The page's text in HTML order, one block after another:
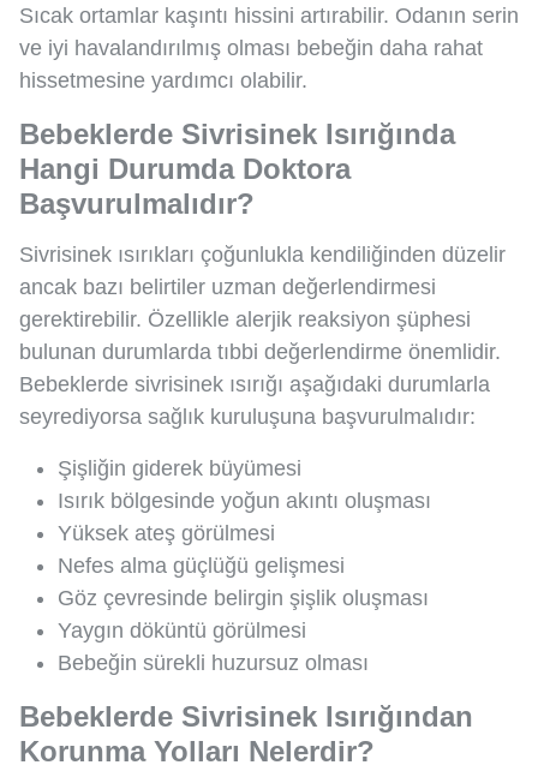
Sıcak ortamlar kaşıntı hissini artırabilir. Odanın serin
ve iyi havalandırılmış olması bebeğin daha rahat
hissetmesine yardımcı olabilir.
Bebeklerde Sivrisinek Isırığında
Hangi Durumda Doktora
Başvurulmalıdır?
Sivrisinek ısırıkları çoğunlukla kendiliğinden düzelir
ancak bazı belirtiler uzman değerlendirmesi
gerektirebilir. Özellikle alerjik reaksiyon şüphesi
bulunan durumlarda tıbbi değerlendirme önemlidir.
Bebeklerde sivrisinek ısırığı aşağıdaki durumlarla
seyrediyorsa sağlık kuruluşuna başvurulmalıdır:
Şişliğin giderek büyümesi
Isırık bölgesinde yoğun akıntı oluşması
Yüksek ateş görülmesi
Nefes alma güçlüğü gelişmesi
Göz çevresinde belirgin şişlik oluşması
Yaygın döküntü görülmesi
Bebeğin sürekli huzursuz olması
Bebeklerde Sivrisinek Isırığından
Korunma Yolları Nelerdir?